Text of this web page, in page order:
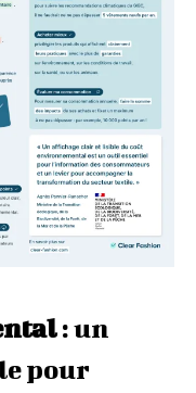
: un
pour